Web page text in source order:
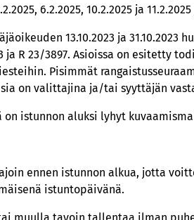
6.2.2025, 10.2.2025 ja
13.10.2023 ja 31.10.2023
R 23/3897. Asioissa on esitetty
Pisimmät
on valittajina ja/tai syyttäjän
istunnon aluksi lyhyt
ennen istunnon alkua, jotta
istuntopäivänä.